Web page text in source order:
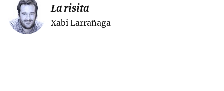
Xabi Larrañaga
La risita